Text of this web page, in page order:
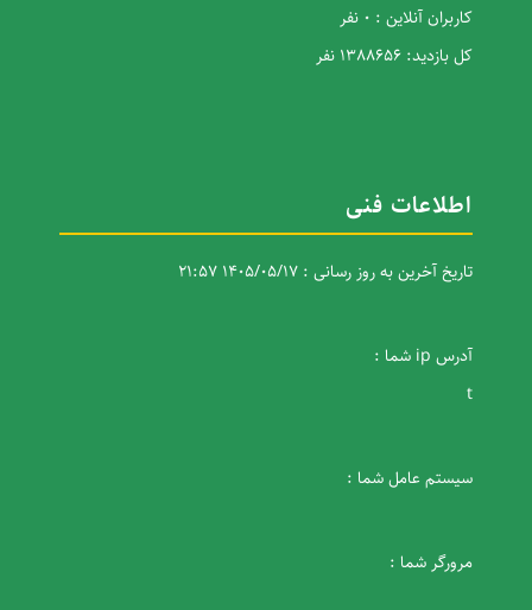
کاربران آنلاین : 0 نفر
کل بازدید: 1388656 نفر
اطلاعات فنی
تاریخ آخرین به روز رسانی : 1405/05/17 21:57
آدرس ip شما :
t
سیستم عامل شما :
مرورگر شما :